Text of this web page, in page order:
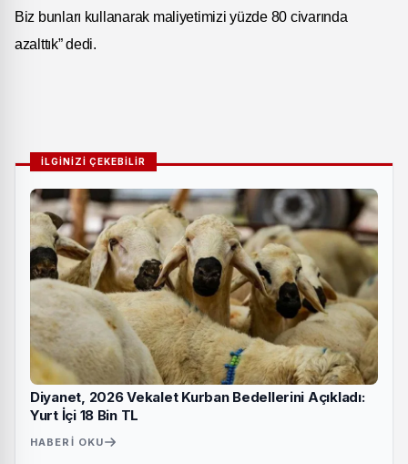
Biz bunları kullanarak maliyetimizi yüzde 80 civarında
azalttık” dedi.
İLGİNİZİ ÇEKEBİLİR
Diyanet, 2026 Vekalet Kurban Bedellerini Açıkladı:
Yurt İçi 18 Bin TL
HABERI OKU